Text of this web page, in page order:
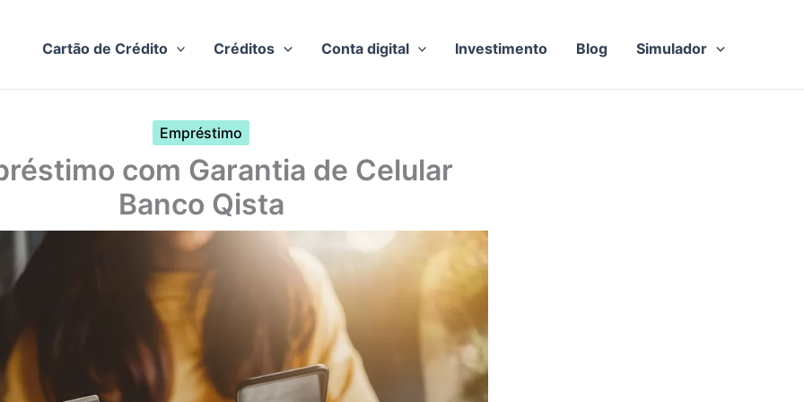
Cartão de Crédito Créditos Conta digital Investimento Blog Simulador
Empréstimo
com Garantia de Celular
Banco Qista